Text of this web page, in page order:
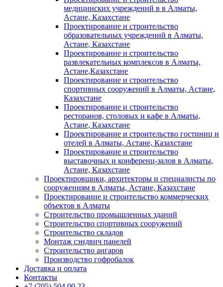
медицинских учреждений в в Алматы,
Астане, Казахстане
Проектирование и строительство
образовательных учреждений в Алматы,
Астане, Казахстане
Проектирование и строительство
развлекательных комплексов в Алматы,
Астане,Казахстане
Проектирование и строительство
спортивных сооружений в Алматы, Астане,
Казахстане
Проектирование и строительство
ресторанов, столовых и кафе в Алматы,
Астане, Казахстане
Проектирование и строительство гостиниц и
отелей в Алматы, Астане, Казахстане
Проектирование и строительство
выставочных и конференц-залов в Алматы,
Астане, Казахстане
Проектировщики, архитекторы и специалисты по
сооружениям в Алматы, Астане, Казахстане
Проектирование и строительство коммерческих
объектов в Алматы
Строительство промышленных зданий
Строительство спортивных сооружений
Строительство складов
Монтаж сэндвич панелей
Строительство ангаров
Производство гофробалок
Доставка и оплата
Контакты